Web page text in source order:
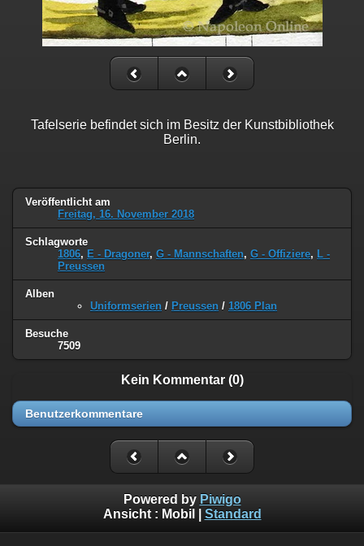
Tafelserie befindet sich im Besitz der Kunstbibliothek
Berlin.
Veröffentlicht am
Freitag, 16. November 2018
Schlagworte
1806, E - Dragoner, G - Mannschaften, G - Offiziere, L -
Preussen
Alben
Uniformserien / Preussen / 1806 Plan
Besuche
7509
Kein Kommentar (0)
Benutzerkommentare
Powered by Piwigo
Ansicht : Mobil Standard